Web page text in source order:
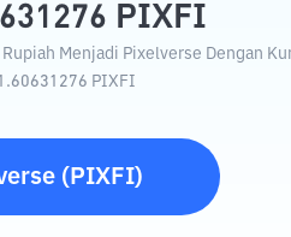
PIXFI
Menjadi Pixelverse Dengan
PIXFI
( PIXFI)